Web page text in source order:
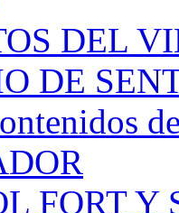
DEL
DE
FORT Y